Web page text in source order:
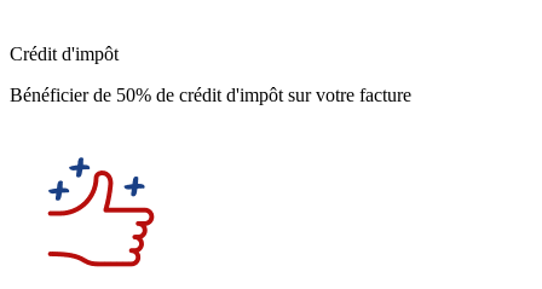
Crédit d'impôt
Bénéficier de 50% de crédit d'impôt sur votre facture